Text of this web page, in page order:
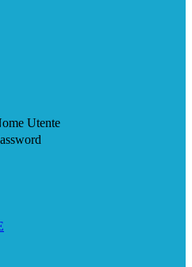
Utente